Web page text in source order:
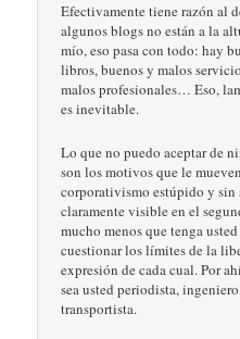
Efectivamente tiene razón al
algunos blogs no están a la
mío, eso pasa con todo: hay
libros, buenos y malos
malos profesionales… Eso,
es inevitable.
Lo que no puedo aceptar de
son los motivos que le
corporativismo estúpido y sin
claramente visible en el
mucho menos que tenga
cuestionar los límites de la
expresión de cada cual. Por
sea usted periodista,
transportista.